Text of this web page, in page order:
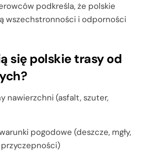
podkreśla, że polskie
wszechstronności i odporności
się polskie trasy od
nawierzchni (asfalt, szuter,
pogodowe (deszcze, mgły,
przyczepności)